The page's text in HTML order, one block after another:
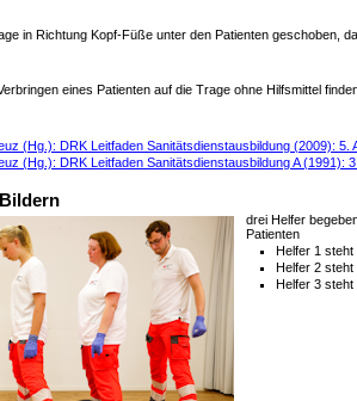
in Richtung Kopf-Füße unter den Patienten geschoben,
eines Patienten auf die Trage ohne Hilfsmittel
(Hg.): DRK Leitfaden Sanitätsdienstausbildung (2009): 5.
(Hg.): DRK Leitfaden Sanitätsdienstausbildung A (1991):
drei Helfer
Patienten
Helfer 1
Helfer 2
Helfer 3